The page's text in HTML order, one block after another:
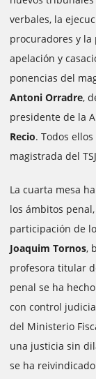
verbales, la
procuradores y la
apelación y
ponencias del
Antoni Orradre,
presidente de la
Recio. Todos
magistrada del
La cuarta mesa
los ámbitos
participación de
Joaquim Tornos,
profesora titular
penal se ha
con control
del Ministerio
una justicia sin
se ha